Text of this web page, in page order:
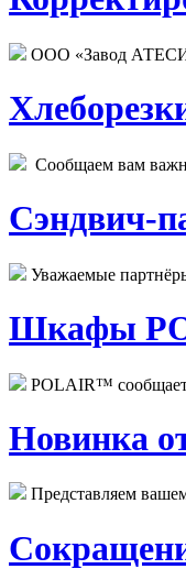
ООО «Завод АТЕСИ»
Сообщаем вам
Сэндвич-
Уважаемые
Шкафы
POLAIR™
Новинка
Представляем